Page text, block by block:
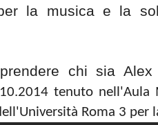
la musica e la
chi sia Alex
tenuto nell'Aula
Roma 3 per